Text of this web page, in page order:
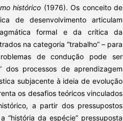
histórico (1976). Os conceito de
de desenvolvimento articulam
formal e da crítica da
na categoria “trabalho” – para
de condução pode ser
dos processos de aprendizagem
subjacente à ideia de evolução
os desafios teóricos vinculados
a partir dos pressupostos
“história da espécie” pressuposta